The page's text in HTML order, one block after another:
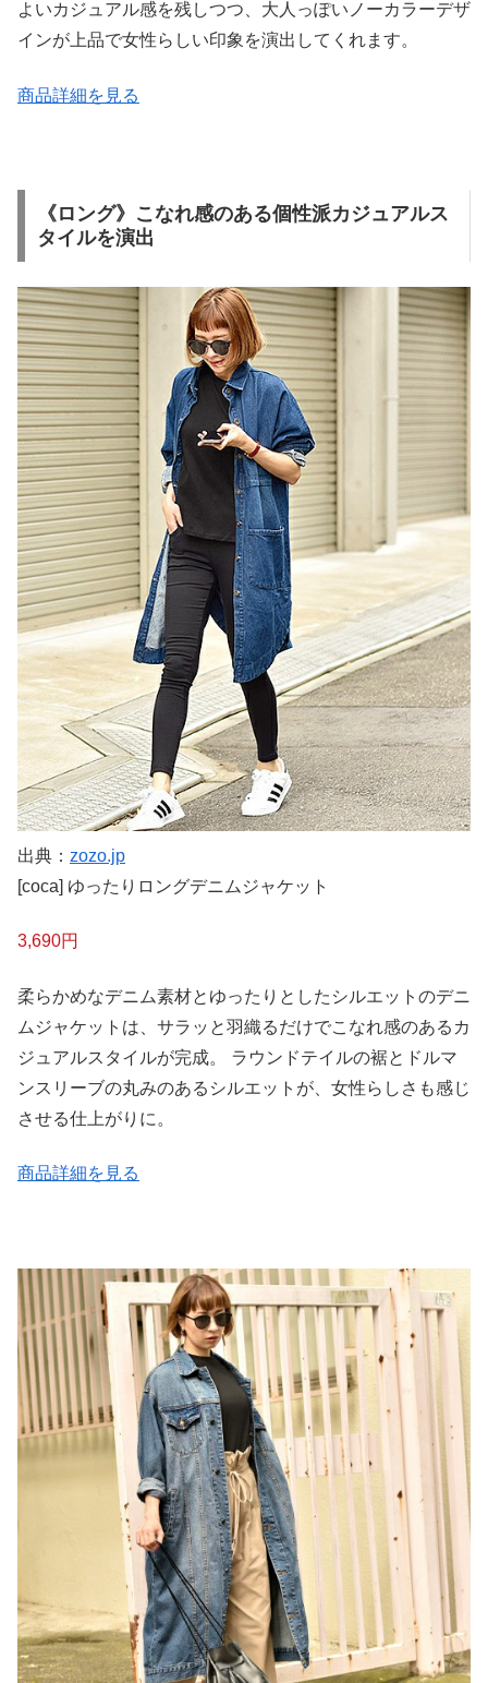
よいカジュアル感を残しつつ、大人っぽいノーカラーデザ
インが上品で女性らしい印象を演出してくれます。
商品詳細を見る
《ロング》こなれ感のある個性派カジュアルス
タイルを演出
出典： zozo.jp
[coca] ゆったりロングデニムジャケット
3,690円
柔らかめなデニム素材とゆったりとしたシルエットのデニ
ムジャケットは、サラッと羽織るだけでこなれ感のあるカ
ジュアルスタイルが完成。 ラウンドテイルの裾とドルマ
ンスリーブの丸みのあるシルエットが、女性らしさも感じ
させる仕上がりに。
商品詳細を見る